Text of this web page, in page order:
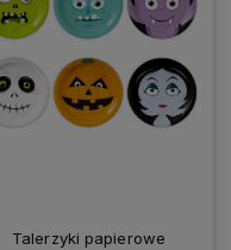
Talerzyki papierowe